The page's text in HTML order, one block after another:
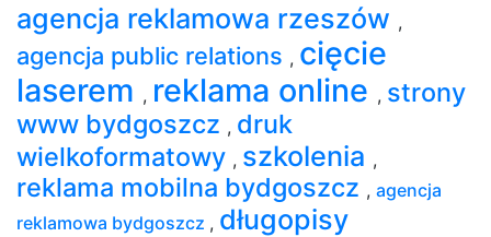
agencja reklamowa rzeszów ,
agencja public relations , cięcie
laserem , reklama online , strony
www bydgoszcz , druk
wielkoformatowy , szkolenia ,
reklama mobilna bydgoszcz , agencja
reklamowa bydgoszcz , długopisy